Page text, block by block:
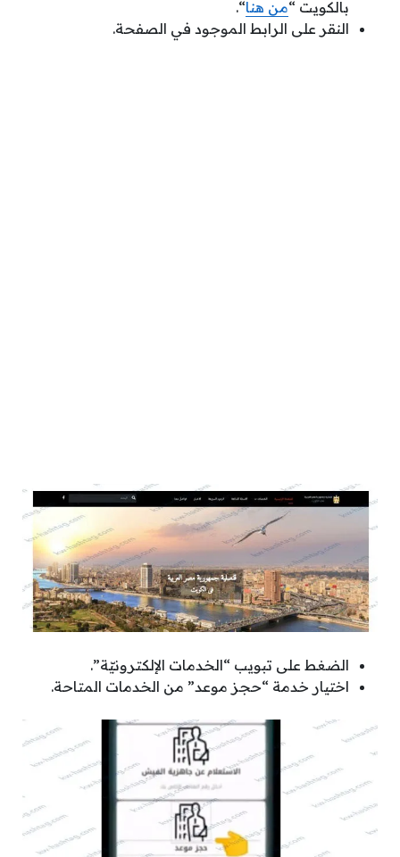
بالكويت “من هنا“.
النقر على الرابط الموجود في الصفحة.
الضغط على تبويب “الخدمات الإلكترونيّة”.
اختيار خدمة “حجز موعد” من الخدمات المتاحة.